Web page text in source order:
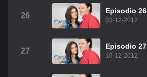
26
Episodio 26
03-12-2012
27
Episodio 27
10-12-2012